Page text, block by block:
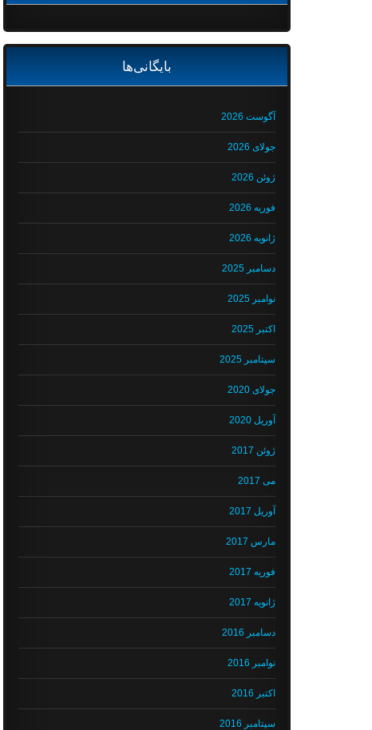
بایگانی‌ها
آگوست 2026
جولای 2026
ژوئن 2026
فوریه 2026
ژانویه 2026
دسامبر 2025
نوامبر 2025
اکتبر 2025
سپتامبر 2025
جولای 2020
آوریل 2020
ژوئن 2017
می 2017
آوریل 2017
مارس 2017
فوریه 2017
ژانویه 2017
دسامبر 2016
نوامبر 2016
اکتبر 2016
سپتامبر 2016